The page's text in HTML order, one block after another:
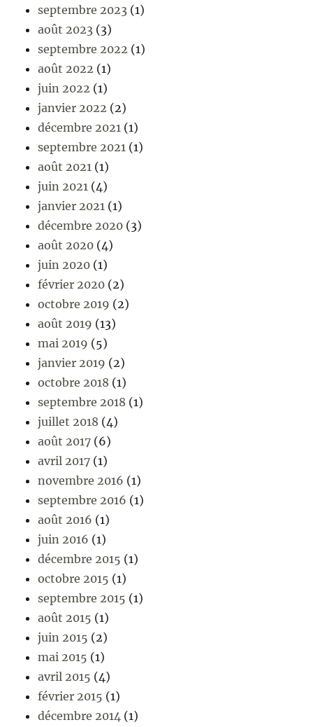
septembre 2023 (1)
août 2023 (3)
septembre 2022 (1)
août 2022 (1)
juin 2022 (1)
janvier 2022 (2)
décembre 2021 (1)
septembre 2021 (1)
août 2021 (1)
juin 2021 (4)
janvier 2021 (1)
décembre 2020 (3)
août 2020 (4)
juin 2020 (1)
février 2020 (2)
octobre 2019 (2)
août 2019 (13)
mai 2019 (5)
janvier 2019 (2)
octobre 2018 (1)
septembre 2018 (1)
juillet 2018 (4)
août 2017 (6)
avril 2017 (1)
novembre 2016 (1)
septembre 2016 (1)
août 2016 (1)
juin 2016 (1)
décembre 2015 (1)
octobre 2015 (1)
septembre 2015 (1)
août 2015 (1)
juin 2015 (2)
mai 2015 (1)
avril 2015 (4)
février 2015 (1)
décembre 2014 (1)